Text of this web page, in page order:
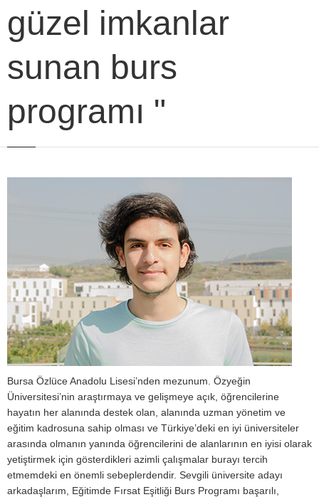
güzel imkanlar
sunan burs
programı "
Bursa Özlüce Anadolu Lisesi’nden mezunum. Özyeğin
Üniversitesi’nin araştırmaya ve gelişmeye açık, öğrencilerine
hayatın her alanında destek olan, alanında uzman yönetim ve
eğitim kadrosuna sahip olması ve Türkiye’deki en iyi üniversiteler
arasında olmanın yanında öğrencilerini de alanlarının en iyisi olarak
yetiştirmek için gösterdikleri azimli çalışmalar burayı tercih
etmemdeki en önemli sebeplerdendir. Sevgili üniversite adayı
arkadaşlarım, Eğitimde Fırsat Eşitliği Burs Programı başarılı,